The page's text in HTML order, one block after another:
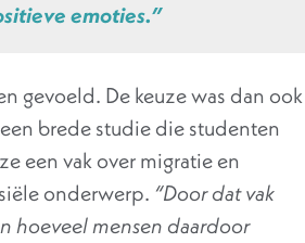
emoties.”
gevoeld. De keuze was dan ook
brede studie die studenten
een vak over migratie en
onderwerp. “Door dat vak
hoeveel mensen daardoor